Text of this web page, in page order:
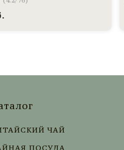
ЧАЙ
ПОСУДА